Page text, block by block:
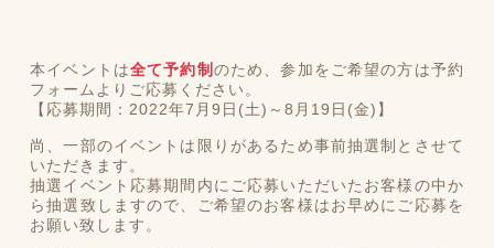
本イベントは全て予約制 のため、参加をご希望の方は予約
フォームよりご応募ください。
【応募期間：2022年7月9日(土)～8月19日(金)】
尚、一部のイベントは限りがあるため事前抽選制とさせて
いただきます。
抽選イベント応募期間内にご応募いただいたお客様の中か
ら抽選致しますので、ご希望のお客様はお早めにご応募を
お願い致します。